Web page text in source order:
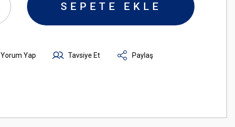
SEPETE EKLE
Yorum Yap Tavsiye Et Paylaş